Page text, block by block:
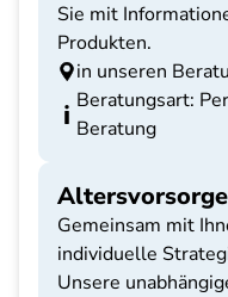
Sie mit
Produkten.
in unseren
Beratungsart:
Beratung
Gemeinsam mit
individuelle
Unsere